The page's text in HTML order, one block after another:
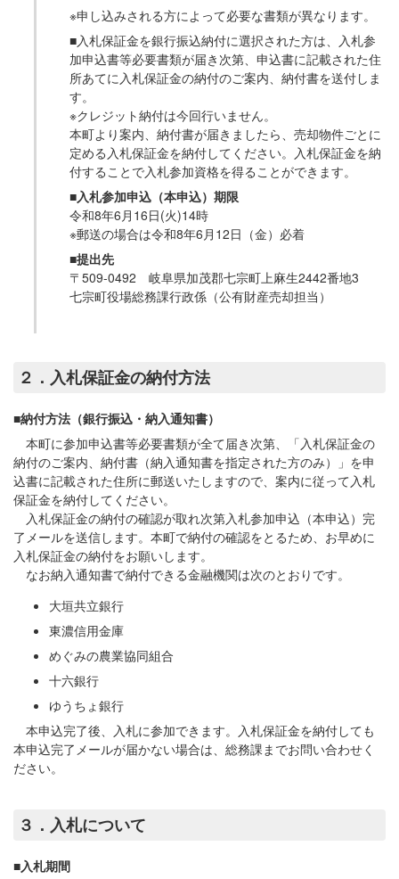
※申し込みされる方によって必要な書類が異なります。
■入札保証金を銀行振込納付に選択された方は、入札参
加申込書等必要書類が届き次第、申込書に記載された住
所あてに入札保証金の納付のご案内、納付書を送付しま
す。
※クレジット納付は今回行いません。
本町より案内、納付書が届きましたら、売却物件ごとに
定める入札保証金を納付してください。入札保証金を納
付することで入札参加資格を得ることができます。
■入札参加申込（本申込）期限
令和8年6月16日(火)14時
※郵送の場合は令和8年6月12日（金）必着
■提出先
〒509-0492 岐阜県加茂郡七宗町上麻生2442番地3
七宗町役場総務課行政係（公有財産売却担当）
２．入札保証金の納付方法
■納付方法（銀行振込・納入通知書）
本町に参加申込書等必要書類が全て届き次第、「入札保証金の
納付のご案内、納付書（納入通知書を指定された方のみ）」を申
込書に記載された住所に郵送いたしますので、案内に従って入札
保証金を納付してください。
入札保証金の納付の確認が取れ次第入札参加申込（本申込）完
了メールを送信します。本町で納付の確認をとるため、お早めに
入札保証金の納付をお願いします。
なお納入通知書で納付できる金融機関は次のとおりです。
大垣共立銀行
東濃信用金庫
めぐみの農業協同組合
十六銀行
ゆうちょ銀行
本申込完了後、入札に参加できます。入札保証金を納付しても
本申込完了メールが届かない場合は、総務課までお問い合わせく
ださい。
３．入札について
■入札期間